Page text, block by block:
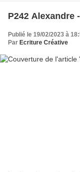
P242 Alexandre
Publié le 19/02/2023 à
Par Ecriture Créative